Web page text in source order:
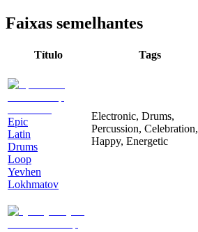
Faixas semelhantes
Título Tags
Epic
Latin
Drums
Loop
Yevhen
Lokhmatov
Electronic, Drums,
Percussion, Celebration,
Happy, Energetic